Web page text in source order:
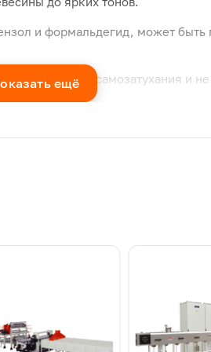
и формальдегид, может быть
свойством самозатухания и
75
160
ещё